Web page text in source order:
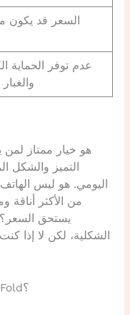
السعر قد يكون
عدم توفر الحماية
التميز والشكل
اليومي. هو ليس الهاتف
من الأكثر أناقة
يستحق السعر؟
الشكلية، لكن لا إذا
من يجب أن يشتري Motorola Razr Fold؟